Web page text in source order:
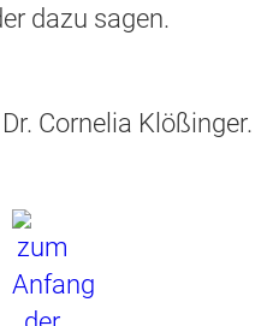
dazu sagen.
Cornelia Klößinger.